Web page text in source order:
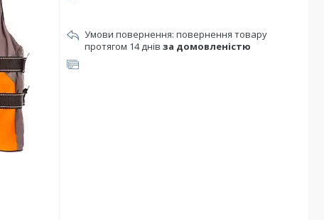
повернення товару
протягом 14 днів за домовленістю